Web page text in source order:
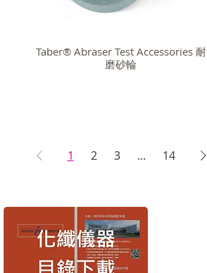
Taber® Abraser Test Accessories 耐
磨砂輪
1 2 3 ... 14